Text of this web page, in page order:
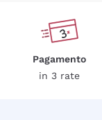
Pagamento
in 3 rate